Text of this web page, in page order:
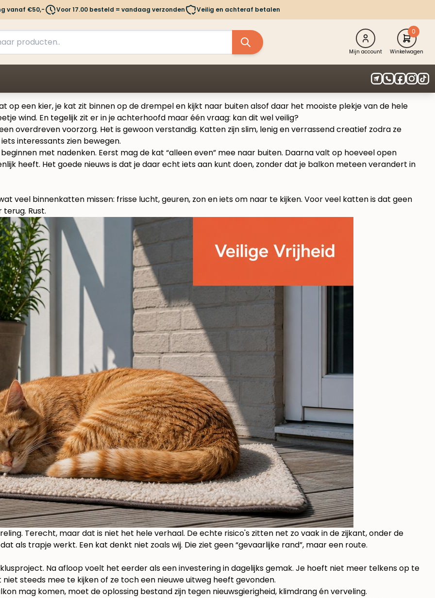
vanaf €50,- Voor 17.00 besteld = vandaag verzonden Veilig en achteraf betalen
Mijn account
0
Winkelwagen
op een kier, je kat zit binnen op de drempel en kijkt naar buiten alsof daar het mooiste plekje van de hele
wind. En tegelijk zit er in je achterhoofd maar één vraag: kan dit wel veilig?
overdreven voorzorg. Het is gewoon verstandig. Katten zijn slim, lenig en verrassend creatief zodra ze
interessants zien bewegen.
met nadenken. Eerst mag de kat “alleen even” mee naar buiten. Daarna valt op hoeveel open
heeft. Het goede nieuws is dat je daar echt iets aan kunt doen, zonder dat je balkon meteen verandert in
veel binnenkatten missen: frisse lucht, geuren, zon en iets om naar te kijken. Voor veel katten is dat geen
Rust.
Terecht, maar dat is niet het hele verhaal. De echte risico's zitten net zo vaak in de zijkant, onder de
als trapje werkt. Een kat denkt niet zoals wij. Die ziet geen “gevaarlijke rand”, maar een route.
Na afloop voelt het eerder als een investering in dagelijks gemak. Je hoeft niet meer telkens op te
steeds mee te kijken of ze toch een nieuwe uitweg heeft gevonden.
mag komen, moet de oplossing bestand zijn tegen nieuwsgierigheid, klimdrang én verveling.